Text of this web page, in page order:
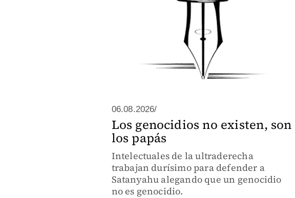
06.08.2026/
Los genocidios no existen, son
los papás
Intelectuales de la ultraderecha
trabajan durísimo para defender a
Satanyahu alegando que un genocidio
no es genocidio.